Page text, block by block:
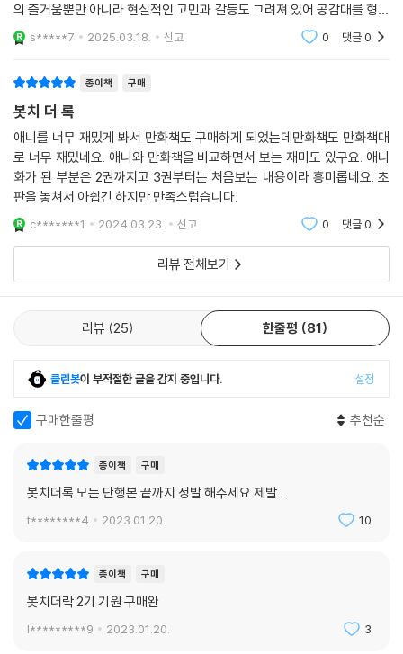
의 즐거움뿐만 아니라 현실적인 고민과 갈등도 그려져 있어 공감대를 형성
하며, 유쾌한 개그와 감동적인 순간들이 조화를 이룬다. 음악과 청춘의 열
정을 섬세하게
s*****7 2025.03.18. 신고 0 댓글0
종이책 구매
봇치 더 록
애니를 너무 재밌게 봐서 만화책도 구매하게 되었는데만화책도 만화책대
로 너무 재밌네요. 애니와 만화책을 비교하면서 보는 재미도 있구요. 애니
화가 된 부분은 2권까지고 3권부터는 처음보는 내용이라 흥미롭네요. 초
판을 놓쳐서 아쉽긴 하지만 만족스럽습니다.
c*******1 2024.03.23. 신고 0 댓글0
리뷰 전체보기
리뷰 25 한줄평 81
클린봇이 부적절한 글을 감지 중입니다. 설정
구매한줄평 추천순
종이책 구매
봇치더록 모든 단행본 끝까지 정발 해주세요 제발....
t********4 2023.01.20. 10
종이책 구매
봇치더락 2기 기원 구매완
l*********9 2023.01.20. 3